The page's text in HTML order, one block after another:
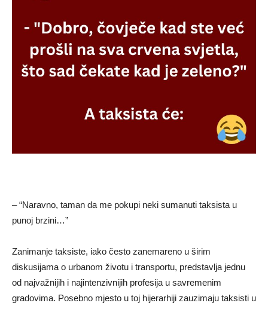
– “Naravno, taman da me pokupi neki sumanuti taksista u
punoj brzini…”
Zanimanje taksiste, iako često zanemareno u širim
diskusijama o urbanom životu i transportu, predstavlja jednu
od najvažnijih i najintenzivnijih profesija u savremenim
gradovima. Posebno mjesto u toj hijerarhiji zauzimaju taksisti u